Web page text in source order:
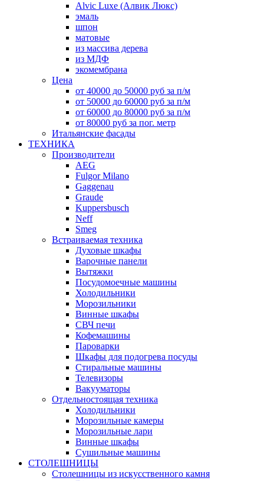
Alvic Luxe (Алвик Люкс)
эмаль
шпон
матовые
из массива дерева
из МДФ
экомембрана
Цена
от 40000 до 50000 руб за п/м
от 50000 до 60000 руб за п/м
от 60000 до 80000 руб за п/м
от 80000 руб за пог. метр
Итальянские фасады
ТЕХНИКА
Производители
AEG
Fulgor Milano
Gaggenau
Graude
Kuppersbusch
Neff
Smeg
Встраиваемая техника
Духовые шкафы
Варочные панели
Вытяжки
Посудомоечные машины
Холодильники
Морозильники
Винные шкафы
СВЧ печи
Кофемашины
Пароварки
Шкафы для подогрева посуды
Стиральные машины
Телевизоры
Вакууматоры
Отдельностоящая техника
Холодильники
Морозильные камеры
Морозильные лари
Винные шкафы
Сушильные машины
СТОЛЕШНИЦЫ
Столешницы из искусственного камня